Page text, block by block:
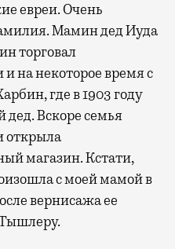
евреи. Очень
Мамин дед Иуда
торговал
на некоторое время с
где в 1903 году
дед. Вскоре семья
открыла
магазин. Кстати,
с моей мамой в
вернисажа ее